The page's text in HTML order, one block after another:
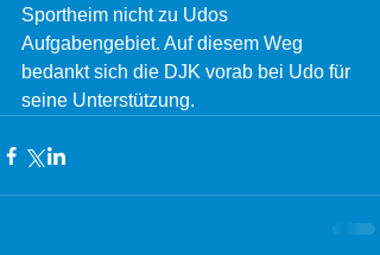
Sportheim nicht zu Udos
Aufgabengebiet. Auf diesem Weg
bedankt sich die DJK vorab bei Udo für
seine Unterstützung.